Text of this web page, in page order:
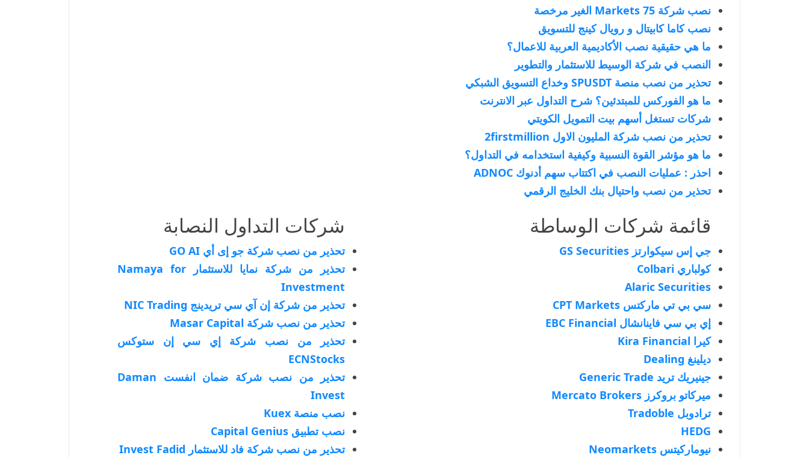
نصب شركة 75 Markets الغير مرخصة
نصب كاما كابيتال و رويال كينج للتسويق
ما هي حقيقية نصب الأكاديمية العربية للاعمال؟
النصب في شركة الوسيط للاستثمار والتطوير
تحذير من نصب منصة SPUSDT وخداع التسويق الشبكي
ما هو الفوركس للمبتدئين؟ شرح التداول عبر الانترنت
شركات تستغل أسهم بيت التمويل الكويتي
تحذير من نصب شركة المليون الاول 2firstmillion
ما هو مؤشر القوة النسبية وكيفية استخدامه في التداول؟
احذر : عمليات النصب في اكتتاب سهم أدنوك ADNOC
تحذير من نصب واحتيال بنك الخليج الرقمي
قائمة شركات الوساطة
جي إس سيكوارتز GS Securities
كولباري Colbari
Alaric Securities
سي بي تي ماركتس CPT Markets
إي بي سي فاينانشال EBC Financial
كيرا Kira Financial
ديلينغ Dealing
جينيريك تريد Generic Trade
ميركاتو بروكرز Mercato Brokers
ترادوبل Tradoble
HEDG
نيوماركيتس Neomarkets
شركات التداول النصابة
تحذير من نصب شركة جو إى أي GO AI
تحذير من شركة نمايا للاستثمار Namaya for
Investment
تحذير من شركة إن آي سي تريدينج NIC Trading
تحذير من نصب شركة Masar Capital
تحذير من نصب شركة إي سي إن ستوكس
ECNStocks
تحذير من نصب شركة ضمان انفست Daman
Invest
نصب منصة Kuex
نصب تطبيق Capital Genius
تحذير من نصب شركة فاد للاستثمار Invest Fadid